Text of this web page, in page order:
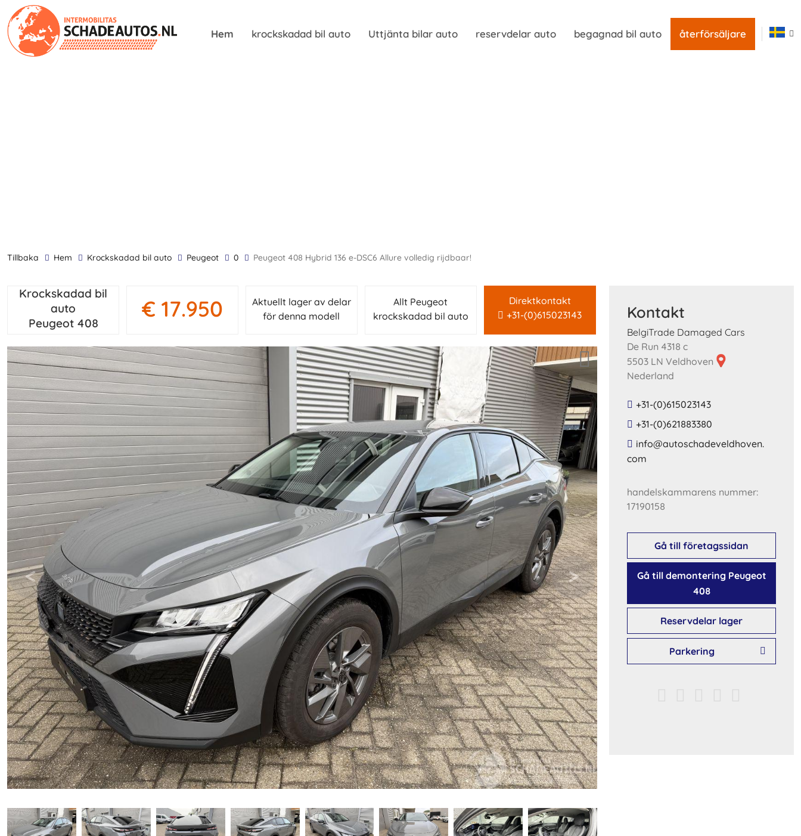
Hem krockskadad bil auto Uttjänta bilar auto reservdelar auto begagnad bil auto återförsäljare
tillbaka Hem krockskadad bil auto Peugeot 0 Peugeot 408 Hybrid 136 e-DSC6 Allure volledig rijdbaar!
Krockskadad bil
auto
Peugeot 408
€ 17.950
Aktuellt lager av delar
för denna modell
Allt Peugeot
krockskadad bil auto
Direktkontakt
+31-(0)615023143
Kontakt
BelgiTrade Damaged Cars
De Run 4318 c
5503 LN Veldhoven
Nederland
+31-(0)615023143
+31-(0)621883380
​info​@​autoschadeveldhoven​.​
com​
handelskammarens nummer:
17190158
Gå till företagssidan
Gå till demontering Peugeot
408
Reservdelar lager
Parkering